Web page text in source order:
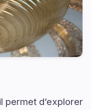
permet d’explorer